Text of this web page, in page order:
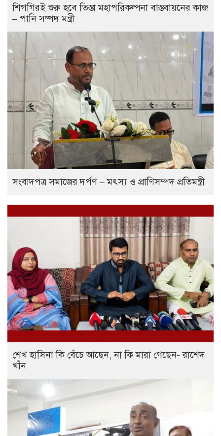
শিগগিরই শুরু হবে তিস্তা মহাপরিকল্পনা বাস্তবায়নের কাজ
– পানি সম্পদ মন্ত্রী
সংবাদপত্র সমাজের দর্পণ – মৎস্য ও প্রাণিসম্পদ প্রতিমন্ত্রী
শেখ হাসিনা কি বেঁচে আছেন, না কি মারা গেছেন- রাশেদ
খাঁন